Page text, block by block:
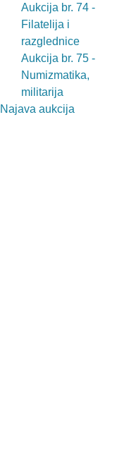
Aukcija br. 74 -
Filatelija i
razglednice
Aukcija br. 75 -
Numizmatika,
militarija
Najava aukcija